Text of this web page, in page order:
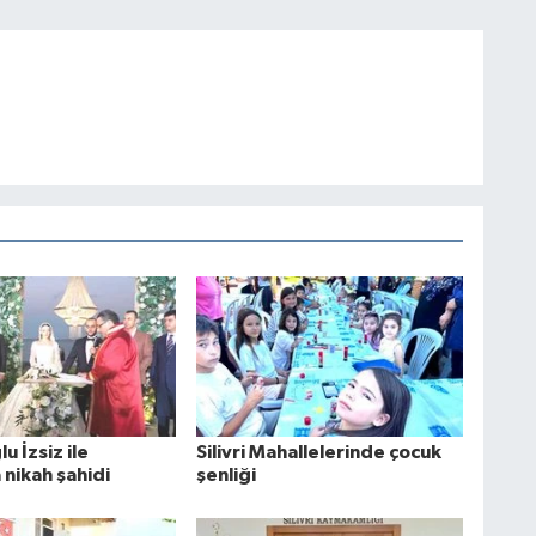
İzsiz ile
nikah şahidi
Silivri Mahallelerinde çocuk
şenliği